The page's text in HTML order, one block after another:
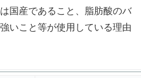
国産であること、脂肪酸のバ
いこと等が使用している理由